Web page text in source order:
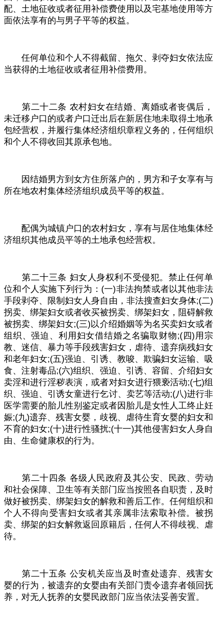
配、土地征收或者征用补偿费使用以及宅基地使用等方
面依法享有的与男子平等的权益。
任何单位和个人不得截留、拖欠、剥夺妇女依法应
当获得的土地征收或者征用补偿费用。
第二十二条 农村妇女在结婚、离婚或者丧偶后，
未迁移户口的或者户口迁出后在新居住地未取得土地承
包经营权，并履行集体经济组织章程义务的，任何组织
和个人不得收回其原承包地。
因结婚男方到女方住所落户的，男方和子女享有与
所在地农村集体经济组织成员平等的权益。
配偶为城镇户口的农村妇女，享有与居住地集体经
济组织其他成员平等的土地承包经营权。
第二十三条 妇女人身权利不受侵犯。禁止任何单
位和个人实施下列行为： (一)非法拘禁或者以其他非法
手段剥夺、限制妇女人身自由，非法搜查妇女身体;(二)
拐卖、绑架妇女或者收买被拐卖、绑架妇女，阻碍解救
被拐卖、绑架妇女;(三)以介绍婚姻等为名买卖妇女或者
组织、强迫、利用妇女借结婚之名骗取财物;(四)用宗
教、迷信、暴力等手段残害妇女，虐待、遗弃病残妇女
和老年妇女;(五)强迫、引诱、教唆、欺骗妇女运输、吸
食、注射毒品;(六)组织、强迫、引诱、容留、介绍妇女
卖淫和进行淫秽表演，或者对妇女进行猥亵活动;(七)组
织、强迫、引诱女童进行乞讨、卖艺等活动;(八)进行非
医学需要的胎儿性别鉴定或者因胎儿是女性人工终止妊
娠;(九)遗弃、残害女婴，歧视、虐待生育女婴的妇女和
不育的妇女;(十)进行性骚扰;(十一)其他侵害妇女人身自
由、生命健康权的行为。
第二十四条 各级人民政府及其公安、民政、劳动
和社会保障、卫生等有关部门应当按照各自职责，及时
做好被拐卖、绑架妇女的解救和善后工作。任何组织和
个人不得向受害妇女或者其亲属非法索取补偿。被拐
卖、绑架的妇女解救返回原籍后，任何人不得歧视、虐
待。
第二十五条 公安机关应当及时查处遗弃、残害女
婴的行为，被遗弃的女婴由有关部门责令遗弃者领回抚
养，对无人抚养的女婴民政部门应当依法妥善安置。